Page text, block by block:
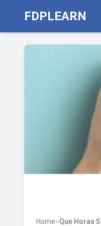
FDPLEARN
Home>Que Horas